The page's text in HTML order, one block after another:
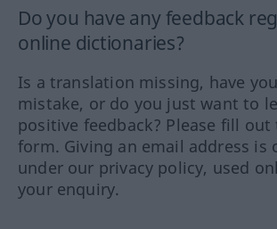
Do you have any feedback
online dictionaries?
Is a translation missing, have
mistake, or do you just want to
positive feedback? Please fill out
form. Giving an email address is
under our privacy policy, used
your enquiry.